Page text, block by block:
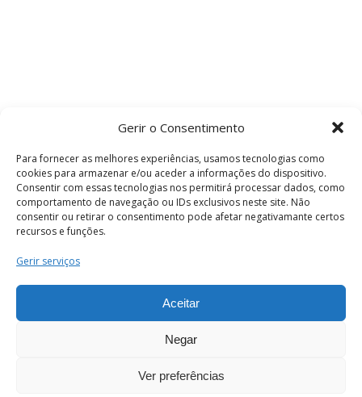
Gerir o Consentimento
Para fornecer as melhores experiências, usamos tecnologias como
cookies para armazenar e/ou aceder a informações do dispositivo.
Consentir com essas tecnologias nos permitirá processar dados, como
comportamento de navegação ou IDs exclusivos neste site. Não
consentir ou retirar o consentimento pode afetar negativamante certos
recursos e funções.
Gerir serviços
Aceitar
Negar
Ver preferências
Termos e Condições
os direitos reservados.